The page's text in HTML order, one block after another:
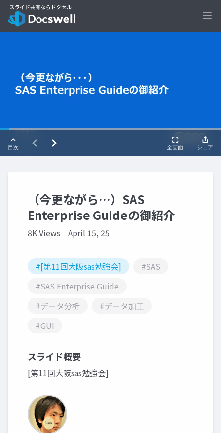
（今更ながら…）SAS
Enterprise Guideの御紹介
8K Views April 15, 25
#[第11回大阪sas勉強会]
#SAS
#SAS Enterprise Guide
#データ分析
#データ加工
#GUI
スライド概要
[第11回大阪sas勉強会]